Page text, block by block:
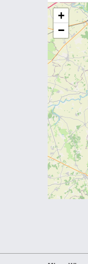
+
−